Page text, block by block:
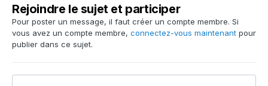
Rejoindre le sujet et participer
Pour poster un message, il faut créer un compte membre. Si
vous avez un compte membre, connectez-vous maintenant pour
publier dans ce sujet.